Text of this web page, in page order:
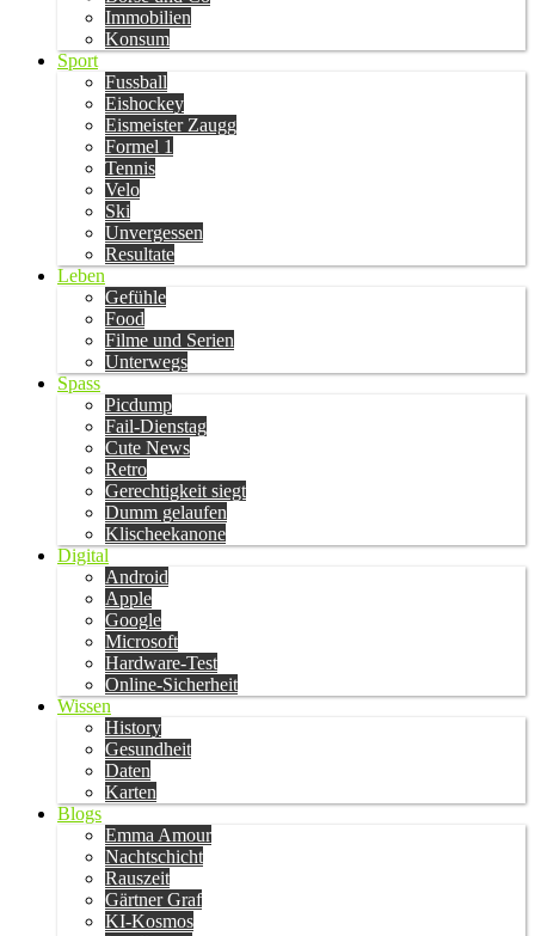
Immobilien
Konsum
Sport
Fussball
Eishockey
Eismeister Zaugg
Formel 1
Tennis
Velo
Ski
Unvergessen
Resultate
Leben
Gefühle
Food
Filme und Serien
Unterwegs
Spass
Picdump
Fail-Dienstag
Cute News
Retro
Gerechtigkeit siegt
Dumm gelaufen
Klischeekanone
Digital
Android
Apple
Google
Microsoft
Hardware-Test
Online-Sicherheit
Wissen
History
Gesundheit
Daten
Karten
Blogs
Emma Amour
Nachtschicht
Rauszeit
Gärtner Graf
KI-Kosmos